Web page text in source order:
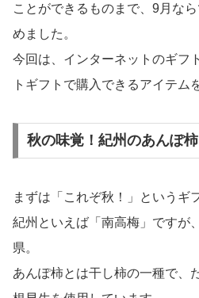
ことができるものまで、9月な
めました。
今回は、インターネットのギフ
トギフトで購入できるアイテム
秋の味覚！紀州のあんぽ柿
まずは「これぞ秋！」というギ
紀州といえば「南高梅」ですが
県。
あんぽ柿とは干し柿の一種で、